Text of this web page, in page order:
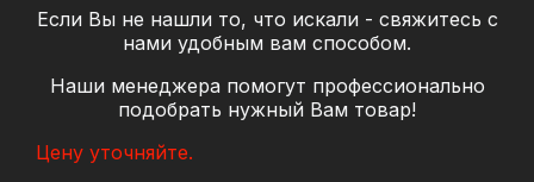
Если Вы не нашли то, что искали - свяжитесь с
нами удобным вам способом.
Наши менеджера помогут профессионально
подобрать нужный Вам товар!
Цену уточняйте.